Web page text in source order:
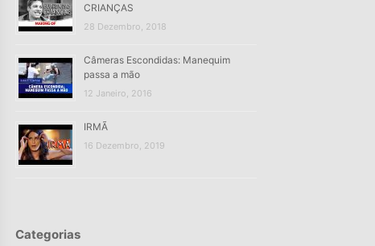
CRIANÇAS
28 Dezembro, 2018
Câmeras Escondidas: Manequim
passa a mão
12 Janeiro, 2016
IRMÃ
16 Dezembro, 2019
Categorias